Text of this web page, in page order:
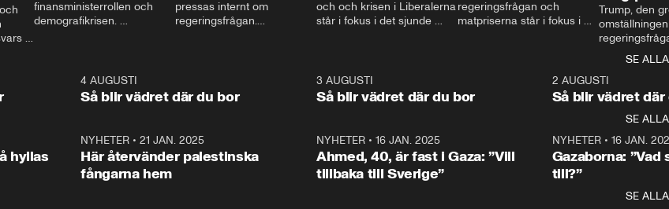
finansministerrollen och
demografikrisen.
och Makten.
pressas internt om
regeringsfrågan.
– Vi ställer upp i val. Ska vi
vara med så sitter vi förstås
och och krisen i Liberalerna
står i fokus i det sjunde
kommentator My
Rohwedder ställer
utbildnings- och
Mohamsson till svars.
regeringsfrågan och
matpriserna står i fokus i
Rohwedder ställer
statsminister Ulf Kristersson
Trump, den
centrum i
avsnittet av
Makten”. Se
Aftonbladets
Rohwedder
Thand Ring
SE ALLA
1:064 AUGUSTI
Så blir vädret där du bor
3 AUGUSTI
Så blir vädret där du bor
2 AUGUSTI
Så blir vädret där
SE ALLA
hyllas
NYHETER •21 JAN. 2025
Här återvänder palestinska
fångarna hem
NYHETER• 16 JAN. 2025
Ahmed, 40, är fast i Gaza: ”Vill
tillbaka till Sverige”
NYHETER• 16 JAN.
Gazaborna:
till?”
SE ALLA